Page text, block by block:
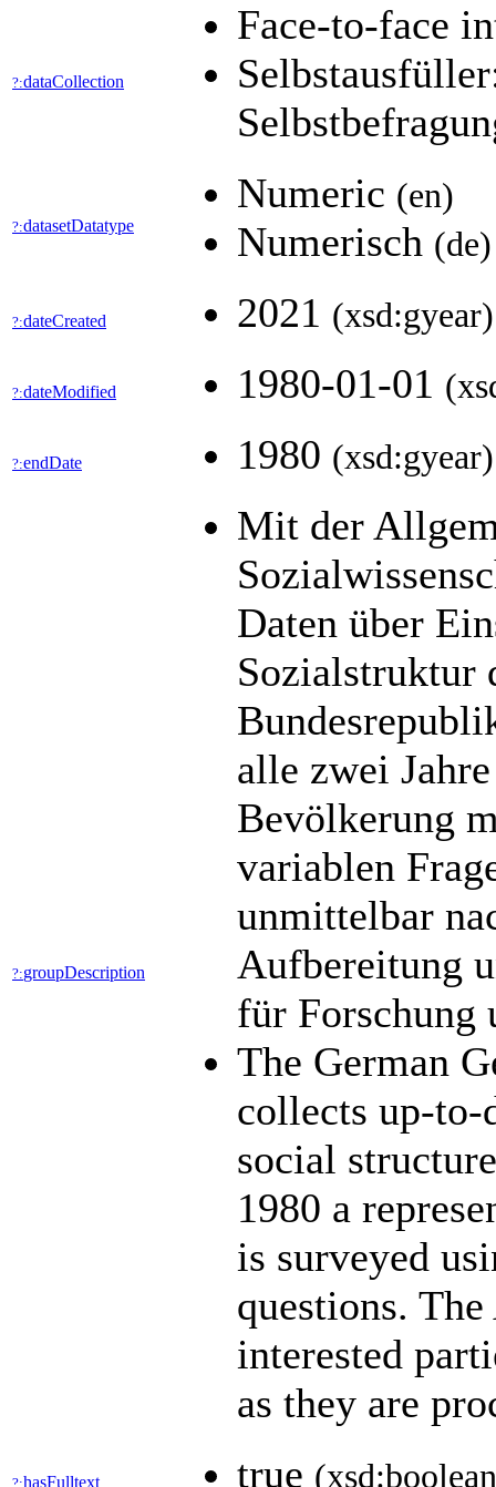
?:dataCollection
Face-to-face
?:datasetDatatype
Numeric (en)
Numerisch (de)
?:dateCreated 2021 (xsd:gyear)
?:dateModified 1980-01-01
?:endDate 1980 (xsd:gyear)
?:groupDescription
Mit der
Daten über
Sozialstruktur
alle zwei
Bevölkerung
variablen
unmittelbar
Aufbereitung
für Forschung
The German
collects up-to-
social
1980 a
is surveyed
questions.
interested
as they are
?:hasFulltext true